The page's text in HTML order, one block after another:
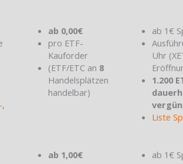
,
ab 0,00€
pro ETF-
Kauforder
(ETF/ETC an 8
Handelsplätzen
handelbar)
ab 1€
Uhr
1.200
Liste
ab 1,00€
ab 1€